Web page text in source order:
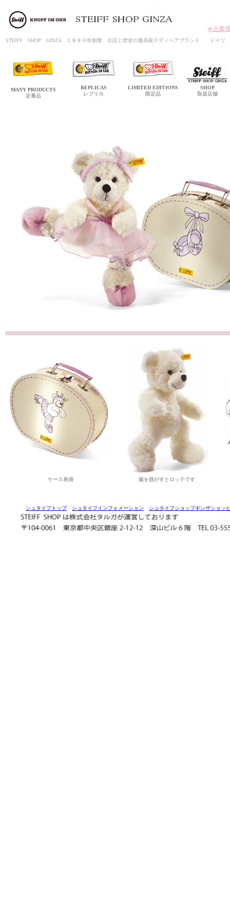
STEIFF SHOP GINZA １８８０年創業 伝説と歴史の最高級テディベアブランド ド
MANY PRODUCTS
定番品
REPLICAS
レプリカ
LIMITED EDITIONS
限定品
SHOP
取扱店舗
ケース表側 服を脱がすとロッテです
シュタイフトップ シュタイフインフォメーション シュタイフショップギンザショッ